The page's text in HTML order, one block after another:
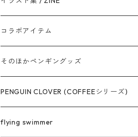
コラボアイテム
そのほかペンギングッズ
PENGUIN CLOVER (COFFEEシリーズ)
flying swimmer